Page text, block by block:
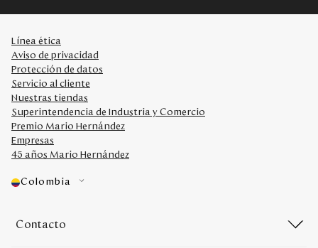
Servicio al cliente
Nuestras Tiendas
Colombia
Panamá
Línea ética
Aviso de privacidad
Protección de datos
Servicio al cliente
Nuestras tiendas
Superintendencia de Industria y Comercio
Premio Mario Hernández
Empresas
45 años Mario Hernández
Colombia
Contacto